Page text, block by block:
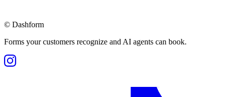
© Dashform
Forms your customers recognize and AI agents can book.